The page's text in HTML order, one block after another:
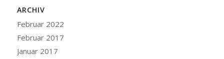
ARCHIV
Februar 2022
Februar 2017
Januar 2017